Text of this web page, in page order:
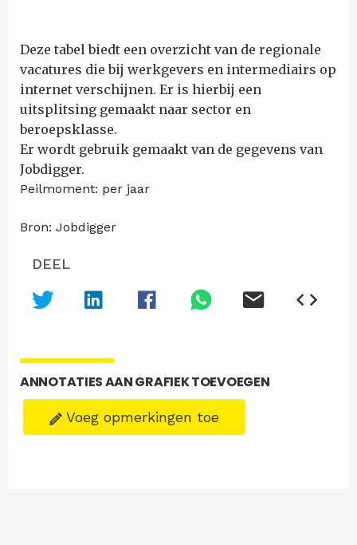
Deze tabel biedt een overzicht van de regionale
vacatures die bij werkgevers en intermediairs op
internet verschijnen. Er is hierbij een
uitsplitsing gemaakt naar sector en
beroepsklasse.
Er wordt gebruik gemaakt van de gegevens van
Jobdigger.
Peilmoment: per jaar
Bron: Jobdigger
DEEL
ANNOTATIES AAN GRAFIEK TOEVOEGEN
Voeg opmerkingen toe